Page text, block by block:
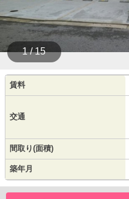
1 / 15
賃料
交通
間取り(面積)
築年月